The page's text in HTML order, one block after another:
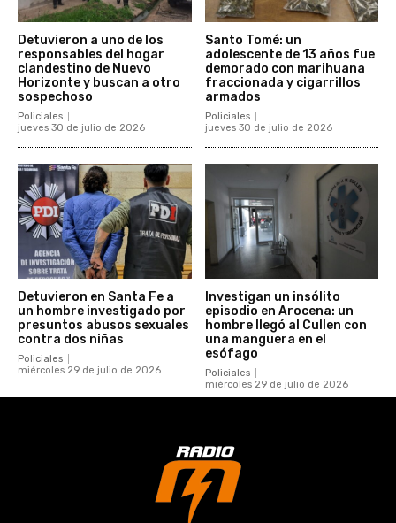
Detuvieron a uno de los
responsables del hogar
clandestino de Nuevo
Horizonte y buscan a otro
sospechoso
Policiales
jueves 30 de julio de 2026
Santo Tomé: un
adolescente de 13 años fue
demorado con marihuana
fraccionada y cigarrillos
armados
Policiales
jueves 30 de julio de 2026
Detuvieron en Santa Fe a
un hombre investigado por
presuntos abusos sexuales
contra dos niñas
Policiales
miércoles 29 de julio de 2026
Investigan un insólito
episodio en Arocena: un
hombre llegó al Cullen con
una manguera en el
esófago
Policiales
miércoles 29 de julio de 2026